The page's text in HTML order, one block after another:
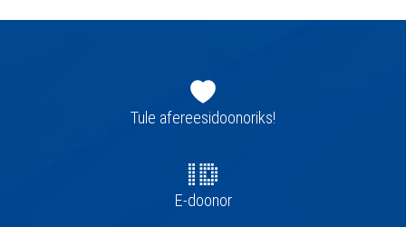
navigatsioonTule afereesidoonoriks!
E-doonor